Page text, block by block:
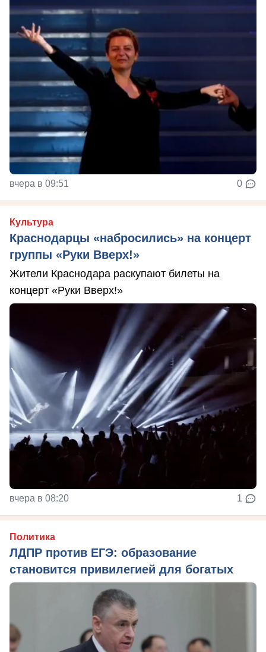
вчера в 09:51 0
Культура
Краснодарцы «набросились» на концерт
группы «Руки Вверх!»
Жители Краснодара раскупают билеты на
концерт «Руки Вверх!»
вчера в 08:20 1
Политика
ЛДПР против ЕГЭ: образование
становится привилегией для богатых